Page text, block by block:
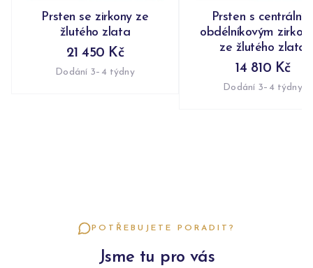
Prsten se zirkony ze
žlutého zlata
21 450 Kč
Dodání 3–4 týdny
Prsten s
obdélníkovým
ze žlutého zlata
14 810 Kč
Dodání 3–4 týdny
POTŘEBUJETE PORADIT?
Jsme tu pro vás